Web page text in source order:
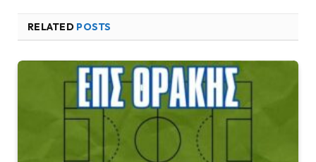
RELATED POSTS